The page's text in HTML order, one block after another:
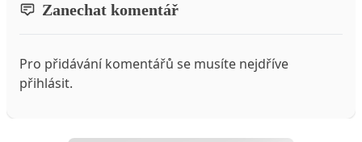
Zanechat komentář
Pro přidávání komentářů se musíte nejdříve
přihlásit.